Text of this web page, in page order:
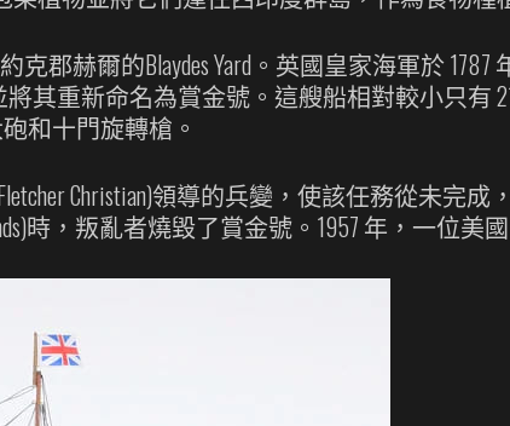
郡赫爾的Blaydes Yard。英國皇家海軍於 1787
其重新命名為賞金號。這艘船相對較小只有
和十門旋轉槍。
Christian)領導的兵變，使該任務從未完
時，叛亂者燒毀了賞金號。1957 年，一位美